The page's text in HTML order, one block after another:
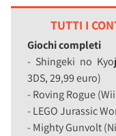
TUTTI I
Giochi completi
- Shingeki no
3DS, 29,99 euro)
- Roving Rogue
- LEGO Jurassic
- Mighty Gunvolt